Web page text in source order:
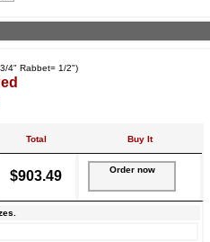
4" Rabbet= 1/2")
Total Buy It
$903.49 Order now